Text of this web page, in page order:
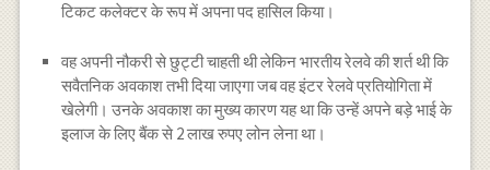
टिकट कलेक्टर के रूप में अपना पद हासिल किया।
वह अपनी नौकरी से छुट्टी चाहती थी लेकिन भारतीय रेलवे की शर्त थी कि
सवैतनिक अवकाश तभी दिया जाएगा जब वह इंटर रेलवे प्रतियोगिता में
खेलेगी। उनके अवकाश का मुख्य कारण यह था कि उन्हें अपने बड़े भाई के
इलाज के लिए बैंक से 2 लाख रुपए लोन लेना था।